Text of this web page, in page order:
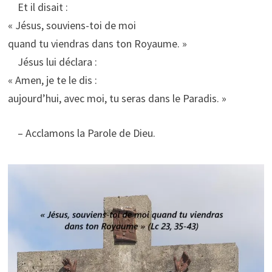
Et il disait :
« Jésus, souviens-toi de moi
quand tu viendras dans ton Royaume. »
Jésus lui déclara :
« Amen, je te le dis :
aujourd’hui, avec moi, tu seras dans le Paradis. »
– Acclamons la Parole de Dieu.